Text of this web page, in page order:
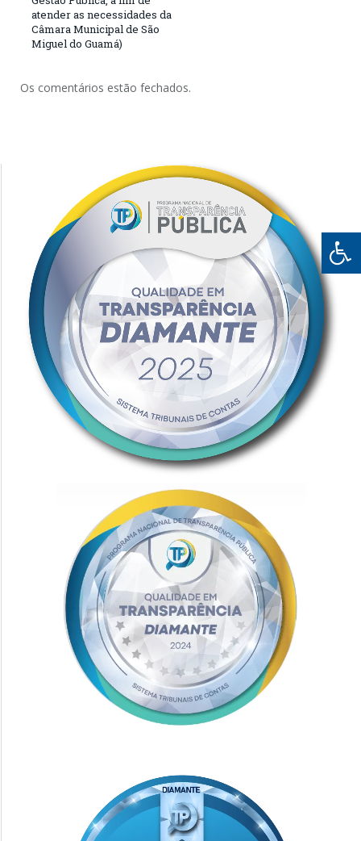
atender as necessidades da
Câmara Municipal de São
Miguel do Guamá)
Os comentários estão fechados.